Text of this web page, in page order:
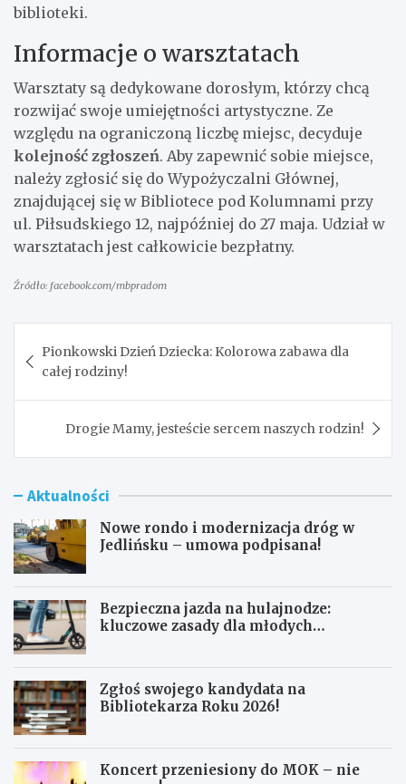
biblioteki.
Informacje o warsztatach
Warsztaty są dedykowane dorosłym, którzy chcą
rozwijać swoje umiejętności artystyczne. Ze
względu na ograniczoną liczbę miejsc, decyduje
kolejność zgłoszeń. Aby zapewnić sobie miejsce,
należy zgłosić się do Wypożyczalni Głównej,
znajdującej się w Bibliotece pod Kolumnami przy
ul. Piłsudskiego 12, najpóźniej do 27 maja. Udział w
warsztatach jest całkowicie bezpłatny.
Źródło: facebook.com/mbpradom
wpisu
Pionkowski Dzień Dziecka: Kolorowa zabawa dla
całej rodziny!
Drogie Mamy, jesteście sercem naszych rodzin!
Aktualności
Nowe rondo i modernizacja dróg w
Jedlińsku – umowa podpisana!
Bezpieczna jazda na hulajnodze:
kluczowe zasady dla młodych
Zgłoś swojego kandydata na
Bibliotekarza Roku 2026!
Koncert przeniesiony do MOK – nie